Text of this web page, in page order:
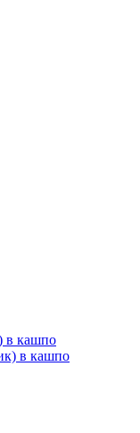
в кашпо
в кашпо